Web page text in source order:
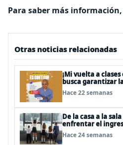
Para saber más
Otras noticias relacionadas
¡Mi vuelta a
busca garantizar
niñas y
Hace 22 semanas
De la casa a la
enfrentar el
Hace 24 semanas